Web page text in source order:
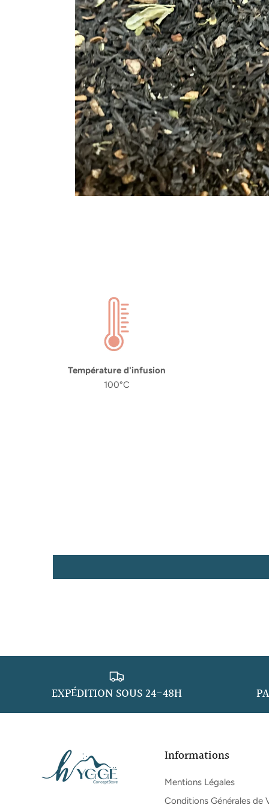
Température d'infusion
100°C
EXPÉDITION SOUS 24-48H
Informations
Mentions Légales
Conditions Générales de